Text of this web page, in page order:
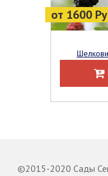
от 1600
©2015-2020 Сады